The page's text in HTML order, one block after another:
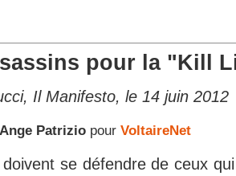
pour la "Kill
Il Manifesto, le 14 juin 2012
Patrizio pour VoltaireNet
se défendre de ceux